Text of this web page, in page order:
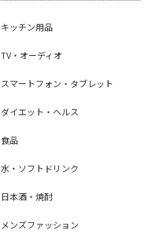
キッチン用品
TV・オーディオ
スマートフォン・タブレット
ダイエット・ヘルス
食品
水・ソフトドリンク
日本酒・焼酎
メンズファッション